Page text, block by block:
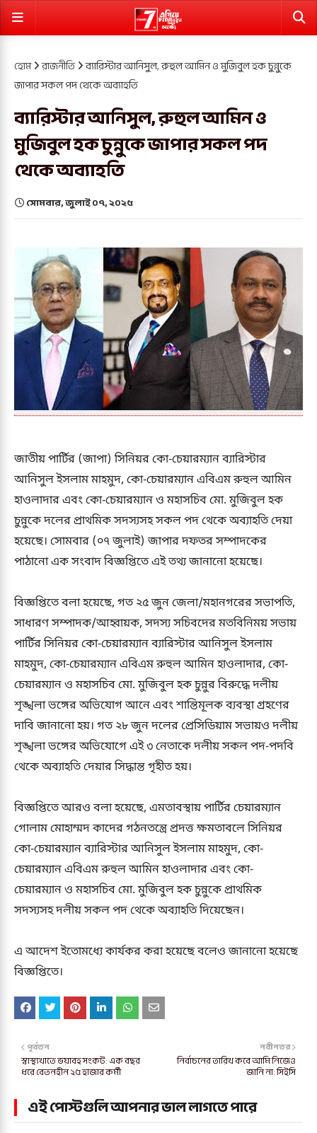
হোম রাজনীতি ব্যারিস্টার আনিসুল, রুহুল আমিন ও মুজিবুল হক চুন্নুকে
জাপার সকল পদ থেকে অব্যাহতি
ব্যারিস্টার আনিসুল, রুহুল আমিন ও
মুজিবুল হক চুন্নুকে জাপার সকল পদ
থেকে অব্যাহতি
সোমবার, জুলাই ০৭, ২০২৫
জাতীয় পার্টির (জাপা) সিনিয়র কো-চেয়ারম্যান ব্যারিস্টার
আনিসুল ইসলাম মাহমুদ, কো-চেয়ারম্যান এবিএম রুহুল আমিন
হাওলাদার এবং কো-চেয়ারম্যান ও মহাসচিব মো. মুজিবুল হক
চুন্নুকে দলের প্রাথমিক সদস্যসহ সকল পদ থেকে অব্যাহতি দেয়া
হয়েছে। সোমবার (০৭ জুলাই) জাপার দফতর সম্পাদকের
পাঠানো এক সংবাদ বিজ্ঞপ্তিতে এই তথ্য জানানো হয়েছে।
বিজ্ঞপ্তিতে বলা হয়েছে, গত ২৫ জুন জেলা/মহানগরের সভাপতি,
সাধারণ সম্পাদক/আহ্বায়ক, সদস্য সচিবদের মতবিনিময় সভায়
পার্টির সিনিয়র কো-চেয়ারম্যান ব্যারিস্টার আনিসুল ইসলাম
মাহমুদ, কো-চেয়ারম্যান এবিএম রুহুল আমিন হাওলাদার, কো-
চেয়ারম্যান ও মহাসচিব মো. মুজিবুল হক চুন্নুর বিরুদ্ধে দলীয়
শৃঙ্খলা ভঙ্গের অভিযোগ আনে এবং শান্তিমূলক ব্যবস্থা গ্রহণের
দাবি জানানো হয়। গত ২৮ জুন দলের প্রেসিডিয়াম সভায়ও দলীয়
শৃঙ্খলা ভঙ্গের অভিযোগে এই ৩ নেতাকে দলীয় সকল পদ-পদবি
থেকে অব্যাহতি দেয়ার সিদ্ধান্ত গৃহীত হয়।
বিজ্ঞপ্তিতে আরও বলা হয়েছে, এমতাবস্থায় পার্টির চেয়ারম্যান
গোলাম মোহাম্মদ কাদের গঠনতন্ত্রে প্রদত্ত ক্ষমতাবলে সিনিয়র
কো-চেয়ারম্যান ব্যারিস্টার আনিসুল ইসলাম মাহমুদ, কো-
চেয়ারম্যান এবিএম রুহুল আমিন হাওলাদার এবং কো-
চেয়ারম্যান ও মহাসচিব মো. মুজিবুল হক চুন্নুকে প্রাথমিক
সদস্যসহ দলীয় সকল পদ থেকে অব্যাহতি দিয়েছেন।
এ আদেশ ইতোমধ্যে কার্যকর করা হয়েছে বলেও জানানো হয়েছে
বিজ্ঞপ্তিতে।
নবীনতর
নির্বাচনের তারিখ কবে আমি নিজেও
জানি না: সিইসি
পূর্বতন
স্বাস্থ্যখাতে ভয়াবহ সংকট: এক বছর
ধরে বেতনহীন ২৫ হাজার কর্মী
এই পোস্টগুলি আপনার ভাল লাগতে পারে